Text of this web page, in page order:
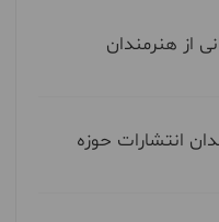
از هنرمندان
انتشارات حوزه